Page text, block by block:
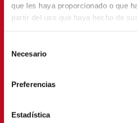
que les haya proporcionado o que
partir del uso que haya hecho de
Necesario
Preferencias
Estadística